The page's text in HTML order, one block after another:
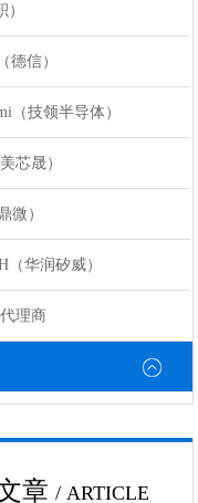
德信）
（技领半导体）
芯晟）
微）
（华润矽威）
理商
章 / ARTICLE